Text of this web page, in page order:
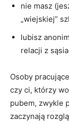
nie masz
„wiejskiej”
lubisz
relacji z
Osoby
czy ci, którzy
pubem, zwykle
zaczynają